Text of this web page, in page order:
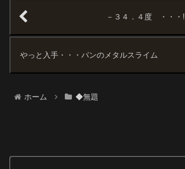
「銀河の滝」。ん。滝の氷の上
のほうで、ちっちゃなも...
－３４．４度 ・・・!
やっと入手・・・パンのメタルスライム
ホーム ◆無題